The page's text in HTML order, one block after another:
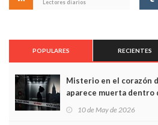
Lectores diarios
POPULARES RECIENTES
Misterio en el corazón
aparece muerta dentro
edificio y las cámaras
10 de May de 2026